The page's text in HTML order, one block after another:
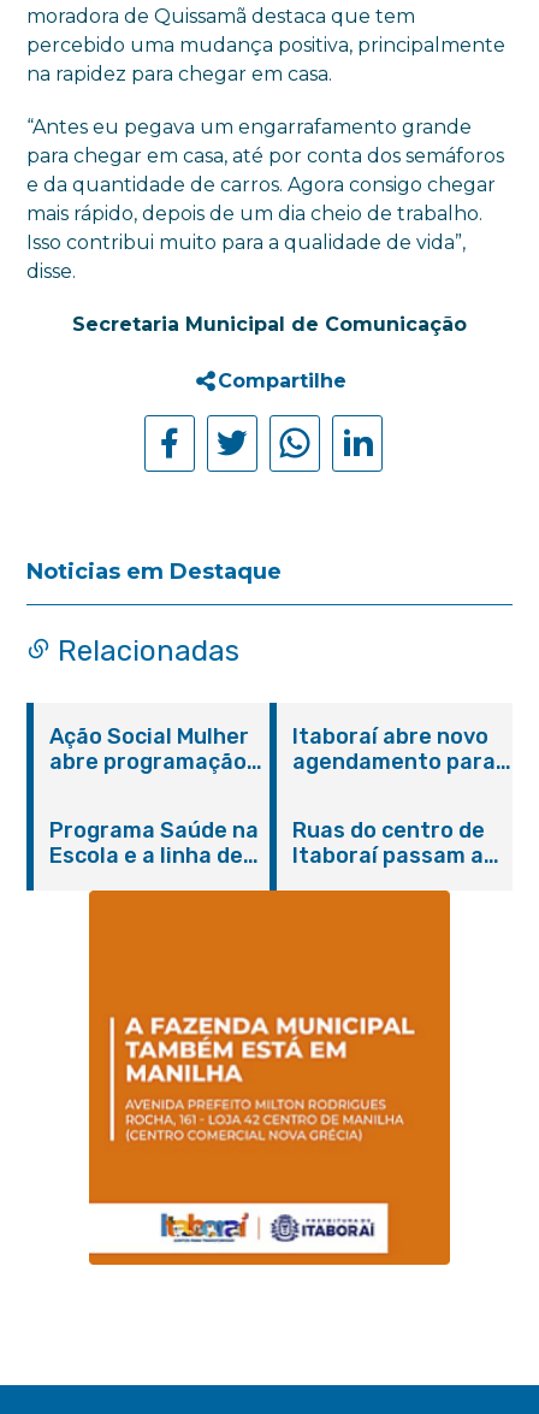
moradora de Quissamã destaca que tem
percebido uma mudança positiva, principalmente
na rapidez para chegar em casa.
“Antes eu pegava um engarrafamento grande
para chegar em casa, até por conta dos semáforos
e da quantidade de carros. Agora consigo chegar
mais rápido, depois de um dia cheio de trabalho.
Isso contribui muito para a qualidade de vida”,
disse.
Secretaria Municipal de Comunicação
Compartilhe
Noticias em Destaque
Relacionadas
Ação Social Mulher
abre programação
serviços gratuitos e
orientações
Itaboraí abre novo
agendamento para
Programa Saúde na
Escola e a linha de
Magalhães Seabra
Ruas do centro de
Itaboraí passam a